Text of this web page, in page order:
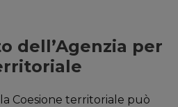
dell’Agenzia per
Coesione territoriale può